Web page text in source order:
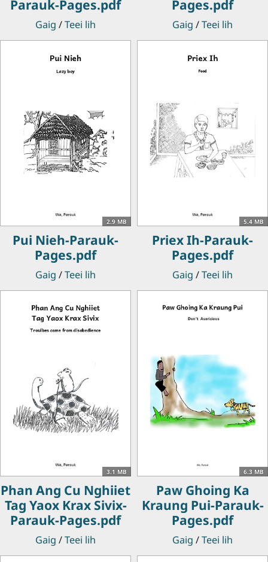
Parauk-Pages.pdf
Gaig /Teei lih
Pages.pdf
Gaig /Teei lih
2.9 MB
Pui Nieh-Parauk-
Pages.pdf
Gaig /Teei lih
5.4 MB
Priex Ih-Parauk-
Pages.pdf
Gaig /Teei lih
3.1 MB
Phan Ang Cu Nghiiet
Tag Yaox Krax Sivix-
Parauk-Pages.pdf
Gaig /Teei lih
6.3 MB
Paw Ghoing Ka
Kraung Pui-Parauk-
Pages.pdf
Gaig /Teei lih